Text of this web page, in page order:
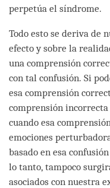
perpetúa el síndrome.
Todo esto se deriva de
efecto y sobre la
una comprensión
con tal confusión. Si
esa comprensión
comprensión
cuando esa
emociones
basado en esa
lo tanto, tampoco
asociados con nuestra